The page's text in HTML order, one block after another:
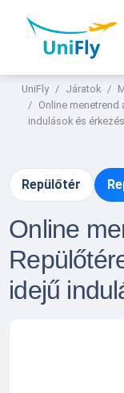
UniFly Járatok
Online menetrend
indulások és
Repülőtér
Online
idejű